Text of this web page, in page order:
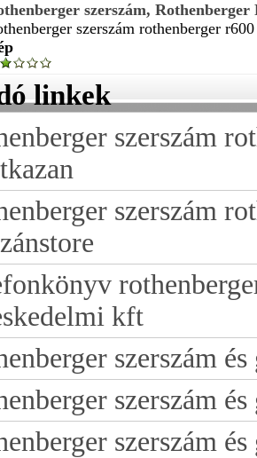
szerszám, Rothenberger
szerszám rothenberger
linkek
szerszám
szerszám
kft
szerszám
szerszám
szerszám